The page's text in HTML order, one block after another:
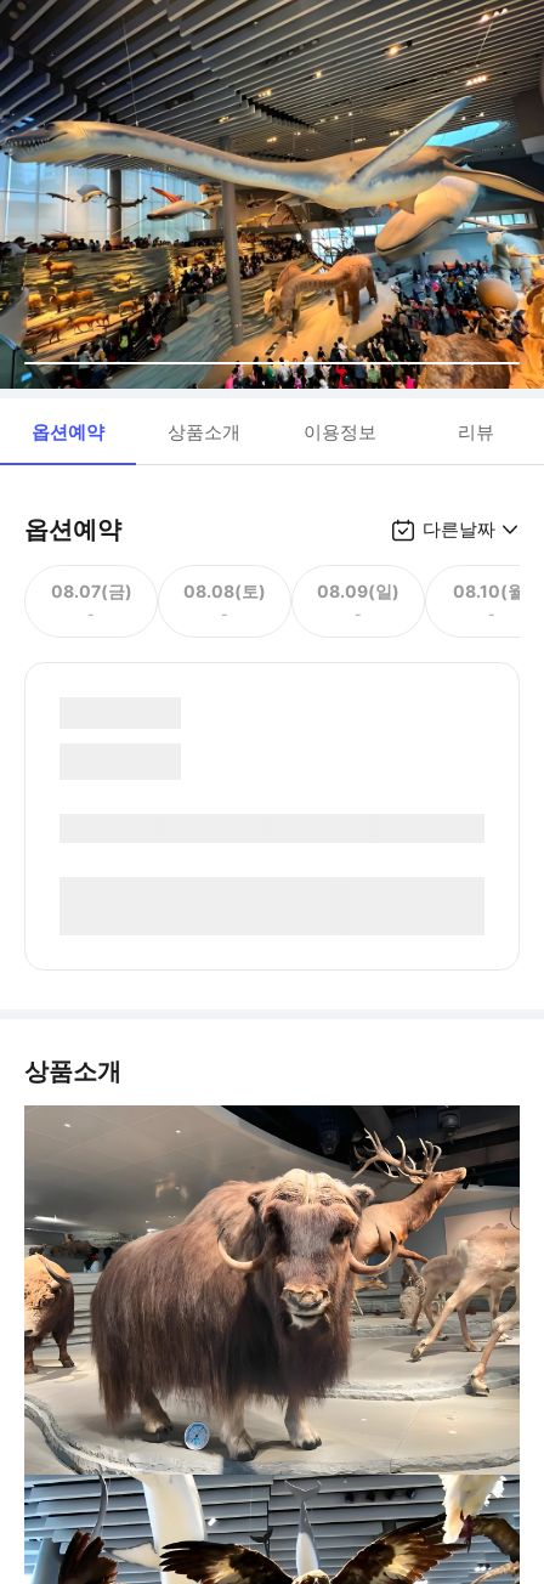
옵션예약 상품소개 이용정보 리뷰
옵션예약 다른날짜
08.07(금)
-
08.08(토)
-
08.09(일)
-
08.10(월)
-
상품소개